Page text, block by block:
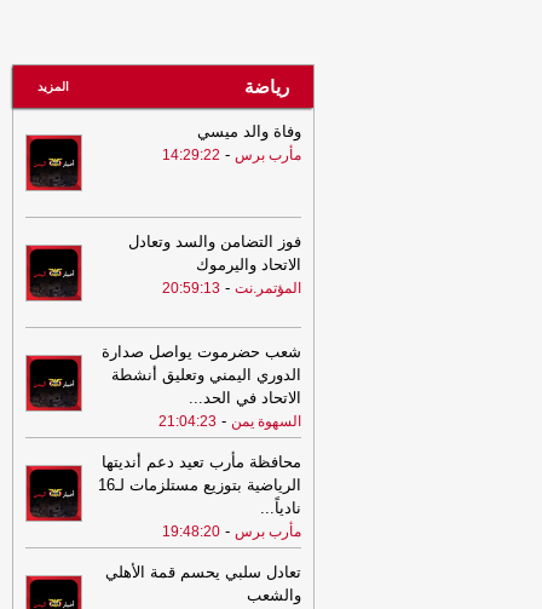
رياضة المزيد
وفاة والد ميسي
مأرب برس -
14:29:22
فوز التضامن والسد وتعادل
الاتحاد واليرموك
المؤتمر.نت -
20:59:13
شعب حضرموت يواصل صدارة
الدوري اليمني وتعليق أنشطة
الاتحاد في الحد...
السهوة يمن -
21:04:23
محافظة مأرب تعيد دعم أنديتها
الرياضية بتوزيع مستلزمات لـ16
نادياً...
مأرب برس -
19:48:20
تعادل سلبي يحسم قمة الأهلي
والشعب